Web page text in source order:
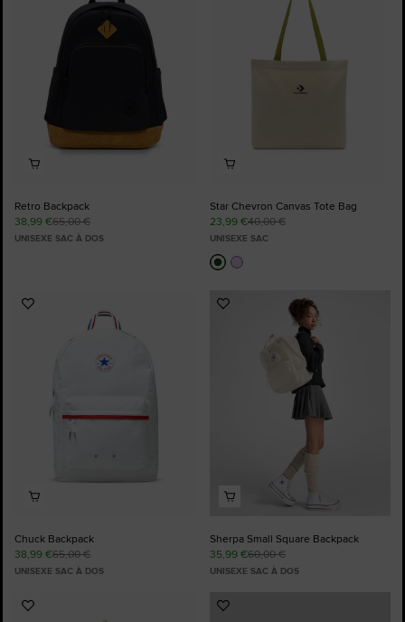
Retro Backpack
38,99 €65,00 €
UNISEXE SAC À DOS
Star Chevron Canvas Tote Bag
23,99 €40,00 €
UNISEXE SAC
Ajouter
Chuck Backpack
38,99 €65,00 €
UNISEXE SAC À DOS
Ajouter
Sherpa Small Square Backpack
35,99 €60,00 €
UNISEXE SAC À DOS
Ajouter
Ajouter